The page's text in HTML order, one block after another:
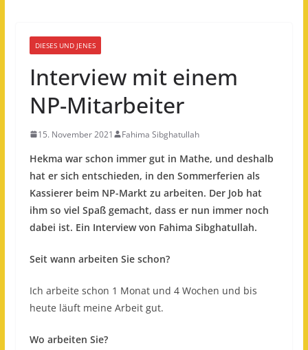
DIESES UND JENES
Interview mit einem
NP-Mitarbeiter
15. November 2021 Fahima Sibghatullah
Hekma war schon immer gut in Mathe, und deshalb
hat er sich entschieden, in den Sommerferien als
Kassierer beim NP-Markt zu arbeiten. Der Job hat
ihm so viel Spaß gemacht, dass er nun immer noch
dabei ist. Ein Interview von Fahima Sibghatullah.
Seit wann arbeiten Sie schon?
Ich arbeite schon 1 Monat und 4 Wochen und bis
heute läuft meine Arbeit gut.
Wo arbeiten Sie?